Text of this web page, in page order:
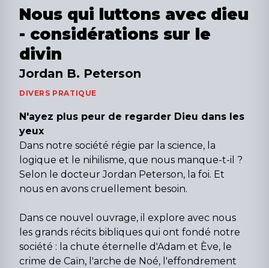
Nous qui luttons avec dieu
- considérations sur le
divin
Jordan B. Peterson
DIVERS PRATIQUE
N'ayez plus peur de regarder Dieu dans les
yeux
Dans notre société régie par la science, la
logique et le nihilisme, que nous manque-t-il ?
Selon le docteur Jordan Peterson, la foi. Et
nous en avons cruellement besoin.
Dans ce nouvel ouvrage, il explore avec nous
les grands récits bibliques qui ont fondé notre
société : la chute éternelle d'Adam et Ève, le
crime de Caïn, l'arche de Noé, l'effondrement